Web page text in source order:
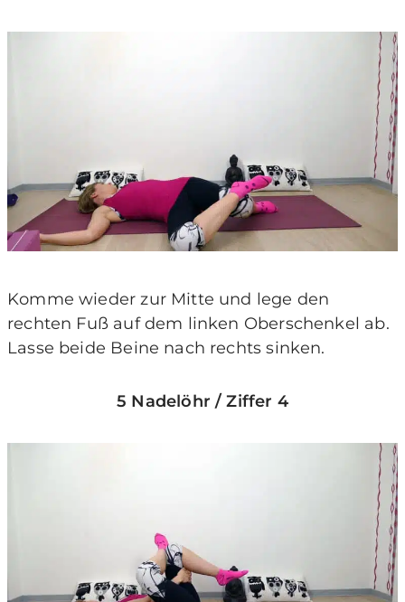
Komme wieder zur Mitte und lege den
rechten Fuß auf dem linken Oberschenkel ab.
Lasse beide Beine nach rechts sinken.
5 Nadelöhr / Ziffer 4